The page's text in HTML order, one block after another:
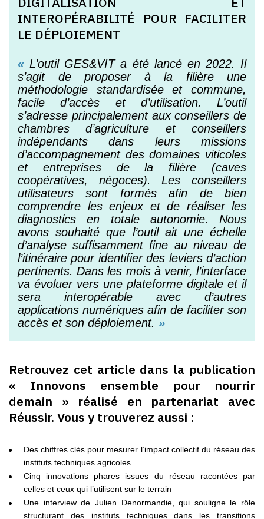
INTEROPÉRABILITÉ POUR FACILITER
LE DÉPLOIEMENT
« L’outil GES&VIT a été lancé en 2022. Il
s’agit de proposer à la filière une
méthodologie standardisée et commune,
facile d’accès et d’utilisation. L’outil
s’adresse principalement aux conseillers de
chambres d’agriculture et conseillers
indépendants dans leurs missions
d’accompagnement des domaines viticoles
et entreprises de la filière (caves
coopératives, négoces). Les conseillers
utilisateurs sont formés afin de bien
comprendre les enjeux et de réaliser les
diagnostics en totale autonomie. Nous
avons souhaité que l’outil ait une échelle
d’analyse suffisamment fine au niveau de
l’itinéraire pour identifier des leviers d’action
pertinents. Dans les mois à venir, l’interface
va évoluer vers une plateforme digitale et il
sera interopérable avec d’autres
applications numériques afin de faciliter son
accès et son déploiement. »
Retrouvez cet article dans la publication
« Innovons ensemble pour nourrir
demain » réalisé en partenariat avec
Réussir. Vous y trouverez aussi :
Des chiffres clés pour mesurer l’impact collectif du réseau des
instituts techniques agricoles
Cinq innovations phares issues du réseau racontées par
celles et ceux qui l’utilisent sur le terrain
Une interview de Julien Denormandie, qui souligne le rôle
structurant des instituts techniques dans les transitions